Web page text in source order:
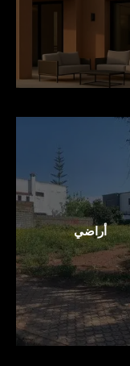
أراضي